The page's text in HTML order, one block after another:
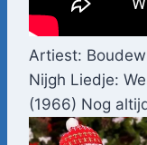
Artiest:
Nijgh Liedje:
(1966) Nog